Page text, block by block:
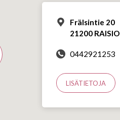
Frälsintie 20
21200 RAISIO
0442921253
LISÄTIETOJA